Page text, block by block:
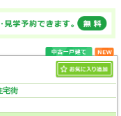
市、坂戸
、日高市、
岡市、北
間郡 毛呂山
企郡、比企
町、比企郡
、比企郡 吉
宅街